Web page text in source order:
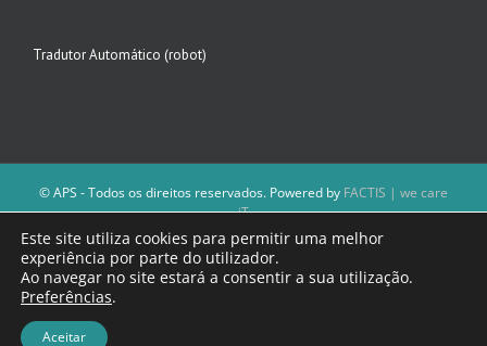
Tradutor Automático (robot)
© APS - Todos os direitos reservados. Powered by FACTIS | we care
iT
A Direção da APS reserva-se o direito de não publicar conteúdos que
violem as leis nacionais.
Os textos assinados e as imagens depositadas são da inteira
Este site utiliza cookies para permitir uma melhor
experiência por parte do utilizador.
Ao navegar no site estará a consentir a sua utilização.
Preferências.
Aceitar